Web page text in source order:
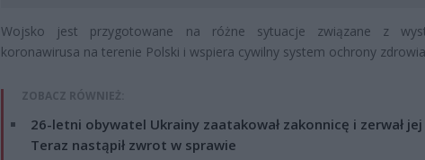
Wojsko jest przygotowane na różne sytuacje związane z
koronawirusa na terenie Polski i wspiera cywilny system ochrony
ZOBACZ RÓWNIEŻ:
26-letni obywatel Ukrainy zaatakował zakonnicę i zerwał jej
Teraz nastąpił zwrot w sprawie